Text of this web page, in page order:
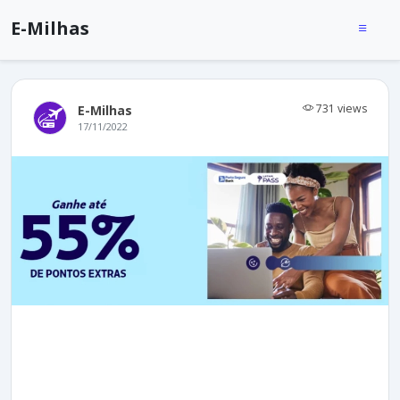
E-Milhas
E-Milhas 731 views
17/11/2022